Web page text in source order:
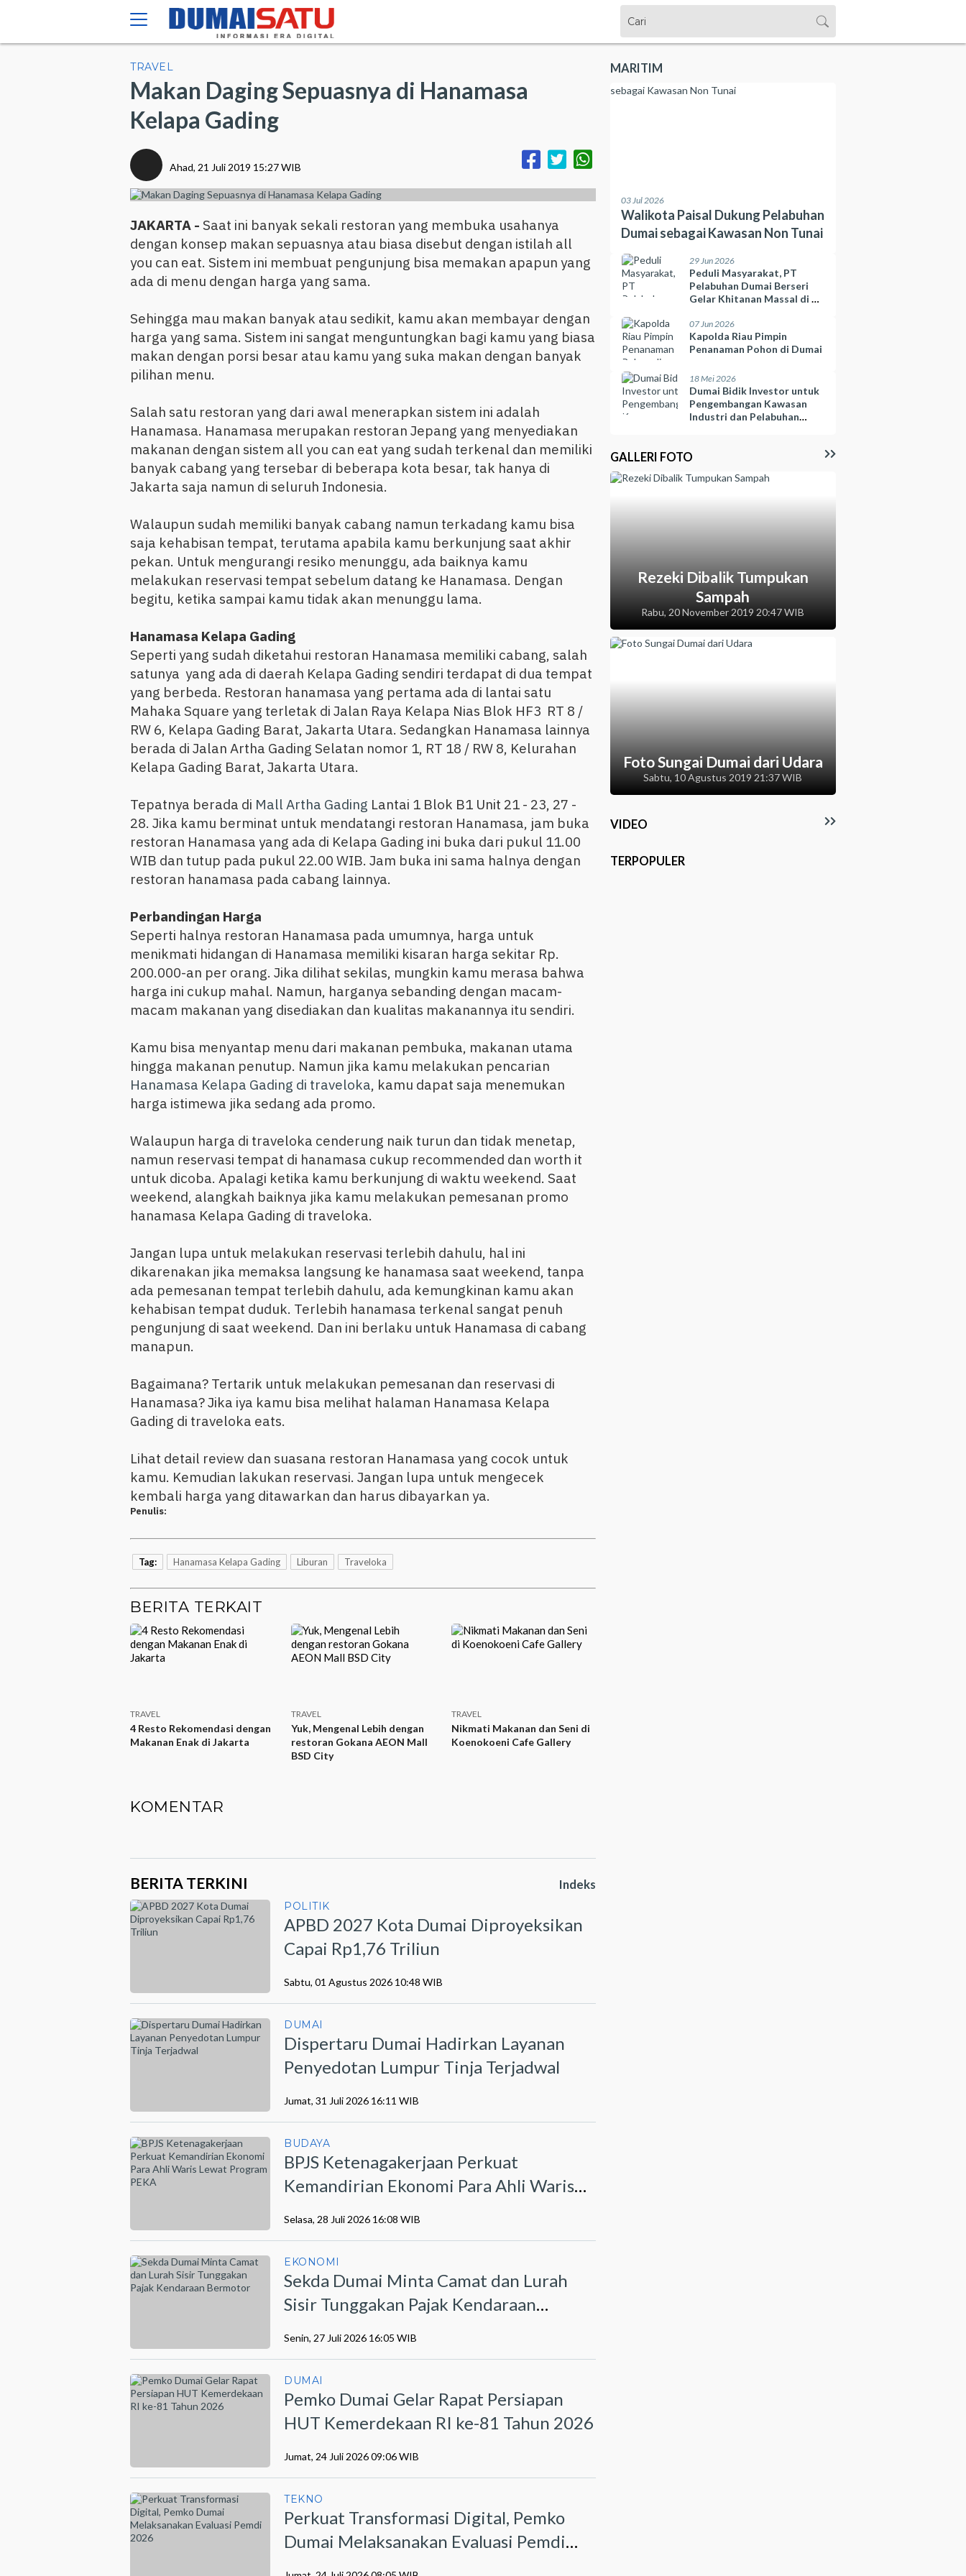
TRAVEL
Makan Daging Sepuasnya di Hanamasa
Kelapa Gading
Ahad, 21 Juli 2019 15:27 WIB
JAKARTA -Saat ini banyak sekali restoran yang membuka usahanya
dengan konsep makan sepuasnya atau biasa disebut dengan istilah all
you can eat. Sistem ini membuat pengunjung bisa memakan apapun yang
ada di menu dengan harga yang sama.
Sehingga mau makan banyak atau sedikit, kamu akan membayar dengan
harga yang sama. Sistem ini sangat menguntungkan bagi kamu yang biasa
makan dengan porsi besar atau kamu yang suka makan dengan banyak
pilihan menu.
Salah satu restoran yang dari awal menerapkan sistem ini adalah
Hanamasa. Hanamasa merupakan restoran Jepang yang menyediakan
makanan dengan sistem all you can eat yang sudah terkenal dan memiliki
banyak cabang yang tersebar di beberapa kota besar, tak hanya di
Jakarta saja namun di seluruh Indonesia.
Walaupun sudah memiliki banyak cabang namun terkadang kamu bisa
saja kehabisan tempat, terutama apabila kamu berkunjung saat akhir
pekan. Untuk mengurangi resiko menunggu, ada baiknya kamu
melakukan reservasi tempat sebelum datang ke Hanamasa. Dengan
begitu, ketika sampai kamu tidak akan menunggu lama.
Hanamasa Kelapa Gading
Seperti yang sudah diketahui restoran Hanamasa memiliki cabang, salah
satunya yang ada di daerah Kelapa Gading sendiri terdapat di dua tempat
yang berbeda. Restoran hanamasa yang pertama ada di lantai satu
Mahaka Square yang terletak di Jalan Raya Kelapa Nias Blok HF3 RT 8 /
RW 6, Kelapa Gading Barat, Jakarta Utara. Sedangkan Hanamasa lainnya
berada di Jalan Artha Gading Selatan nomor 1, RT 18 / RW 8, Kelurahan
Kelapa Gading Barat, Jakarta Utara.
Tepatnya berada di Mall Artha Gading Lantai 1 Blok B1 Unit 21 - 23, 27 -
28. Jika kamu berminat untuk mendatangi restoran Hanamasa, jam buka
restoran Hanamasa yang ada di Kelapa Gading ini buka dari pukul 11.00
WIB dan tutup pada pukul 22.00 WIB. Jam buka ini sama halnya dengan
restoran hanamasa pada cabang lainnya.
Perbandingan Harga
Seperti halnya restoran Hanamasa pada umumnya, harga untuk
menikmati hidangan di Hanamasa memiliki kisaran harga sekitar Rp.
200.000-an per orang. Jika dilihat sekilas, mungkin kamu merasa bahwa
harga ini cukup mahal. Namun, harganya sebanding dengan macam-
macam makanan yang disediakan dan kualitas makanannya itu sendiri.
Kamu bisa menyantap menu dari makanan pembuka, makanan utama
hingga makanan penutup. Namun jika kamu melakukan pencarian
Hanamasa Kelapa Gading di traveloka, kamu dapat saja menemukan
harga istimewa jika sedang ada promo.
Walaupun harga di traveloka cenderung naik turun dan tidak menetap,
namun reservasi tempat di hanamasa cukup recommended dan worth it
untuk dicoba. Apalagi ketika kamu berkunjung di waktu weekend. Saat
weekend, alangkah baiknya jika kamu melakukan pemesanan promo
hanamasa Kelapa Gading di traveloka.
Jangan lupa untuk melakukan reservasi terlebih dahulu, hal ini
dikarenakan jika memaksa langsung ke hanamasa saat weekend, tanpa
ada pemesanan tempat terlebih dahulu, ada kemungkinan kamu akan
kehabisan tempat duduk. Terlebih hanamasa terkenal sangat penuh
pengunjung di saat weekend. Dan ini berlaku untuk Hanamasa di cabang
manapun.
Bagaimana? Tertarik untuk melakukan pemesanan dan reservasi di
Hanamasa? Jika iya kamu bisa melihat halaman Hanamasa Kelapa
Gading di traveloka eats.
Lihat detail review dan suasana restoran Hanamasa yang cocok untuk
kamu. Kemudian lakukan reservasi. Jangan lupa untuk mengecek
kembali harga yang ditawarkan dan harus dibayarkan ya.
Penulis:
Tag: Hanamasa Kelapa Gading Liburan Traveloka
BERITA TERKAIT
TRAVEL
4 Resto Rekomendasi dengan
Makanan Enak di Jakarta
TRAVEL
Yuk, Mengenal Lebih dengan
restoran Gokana AEON Mall
BSD City
TRAVEL
Nikmati Makanan dan Seni di
Koenokoeni Cafe Gallery
KOMENTAR
BERITA TERKINI Indeks
POLITIK
APBD 2027 Kota Dumai Diproyeksikan
Capai Rp1,76 Triliun
Sabtu, 01 Agustus 2026 10:48 WIB
DUMAI
Dispertaru Dumai Hadirkan Layanan
Penyedotan Lumpur Tinja Terjadwal
Jumat, 31 Juli 2026 16:11 WIB
BUDAYA
BPJS Ketenagakerjaan Perkuat
Kemandirian Ekonomi Para Ahli Waris
Selasa, 28 Juli 2026 16:08 WIB
EKONOMI
Sekda Dumai Minta Camat dan Lurah
Sisir Tunggakan Pajak Kendaraan
Senin, 27 Juli 2026 16:05 WIB
DUMAI
Pemko Dumai Gelar Rapat Persiapan
HUT Kemerdekaan RI ke-81 Tahun 2026
Jumat, 24 Juli 2026 09:06 WIB
TEKNO
Perkuat Transformasi Digital, Pemko
Dumai Melaksanakan Evaluasi Pemdi
MARITIM
03 Jul 2026
Walikota Paisal Dukung Pelabuhan
Dumai sebagai Kawasan Non Tunai
29 Jun 2026
Peduli Masyarakat, PT
Pelabuhan Dumai Berseri
Gelar Khitanan Massal di 10
07 Jun 2026
Kapolda Riau Pimpin
Penanaman Pohon di Dumai
18 Mei 2026
Dumai Bidik Investor untuk
Pengembangan Kawasan
Industri dan Pelabuhan
GALLERI FOTO
Rezeki Dibalik Tumpukan
Sampah
Rabu, 20 November 2019 20:47 WIB
Foto Sungai Dumai dari Udara
Sabtu, 10 Agustus 2019 21:37 WIB
VIDEO
TERPOPULER